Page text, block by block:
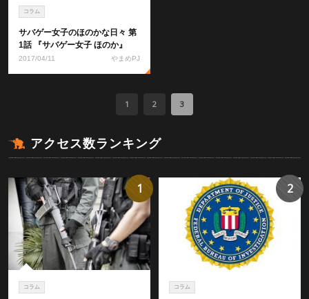
コラム
サバゲー女子のほのかな日々 第
1話 『サバゲー女子 ほのか』
2017/04/11 やまめPJ
1 2 3
アクセス数ランキング
コラム
1
コラム
2